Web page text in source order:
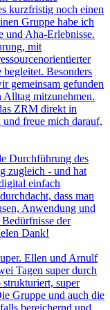
kurzfristig noch einen
Gruppe habe ich
und Aha-Erlebnisse.
mit
Besonders
gemeinsam gefunden
Alltag mitzunehmen.
ZRM direkt in
freue mich darauf,
Durchführung des
zugleich - und hat
einfach
dass man
Anwendung und
der
Dank!
Ellen und Arnulf
Tagen super durch
strukturiert, super
Gruppe und auch die